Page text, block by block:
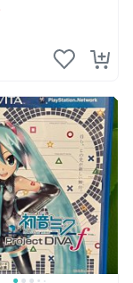
女 全國篇 Plus 日